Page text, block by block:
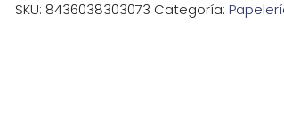
SKU: 8436038303073 Categoría: